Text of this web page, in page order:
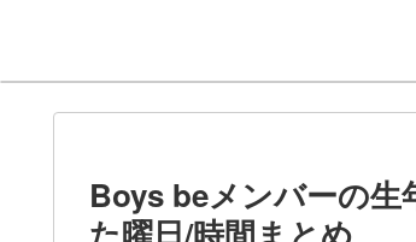
Boys beメンバーの生
た曜日/時間まとめ